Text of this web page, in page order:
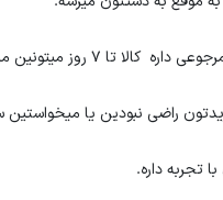
تا 7 روز میتونین مرجوع کنین.
راضی نبودین یا
تجربه داره.